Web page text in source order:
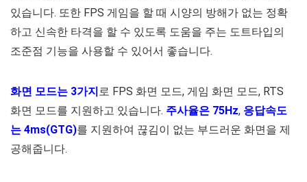
있습니다. 또한 FPS 게임을 할 때 시양의 방해가 없는 정확
하고 신속한 타격을 할 수 있도록 도움을 주는 도트타입의
조준점 기능을 사용할 수 있어서 좋습니다.
화면 모드는 3가지로 FPS 화면 모드, 게임 화면 모드, RTS
화면 모드를 지원하고 있습니다. 주사율은 75Hz, 응답속도
는 4ms(GTG)를 지원하여 끊김이 없는 부드러운 화면을 제
공해줍니다.